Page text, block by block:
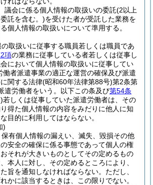
議会に係る個人情報の取扱いの委託(2以上
託を含む。)を受けた者が受託した業務を
個人情報の取扱いについて準用する。
取扱いに従事する職員若しくは職員であ
項の業務に従事している者若しくは従事し
において個人情報の取扱いに従事してい
働者派遣事業の適正な運営の確保及び派遣
関する法律(昭和60年法律第88号)第2条第
遣労働者をいう。以下この条及び第54条
若しくは従事していた派遣労働者は、その
得た個人情報の内容をみだりに他人に知
目的に利用してはならない。
)
有個人情報の漏えい、滅失、毀損その他
安全の確保に係る事態であって個人の権
それが大きいものとしてその定めるもの
本人に対し、その定めるところにより、
旨を通知しなければならない。 ただし、
かに該当するときは、この限りでない。